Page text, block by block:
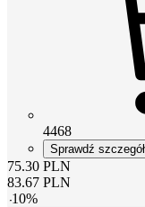
4468
Sprawdź
75.30 PLN
83.67 PLN
-10%